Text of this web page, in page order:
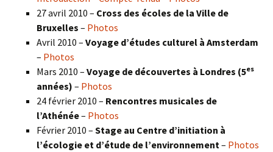
27 avril 2010 – Cross des écoles de la Ville de
Bruxelles – Photos
Avril 2010 – Voyage d’études culturel à Amsterdam
– Photos
Mars 2010 – Voyage de découvertes à Londres (5es
années) – Photos
24 février 2010 – Rencontres musicales de
l’Athénée– Photos
Février 2010 – Stage au Centre d’initiation à
l’écologie et d’étude de l’environnement – Photos